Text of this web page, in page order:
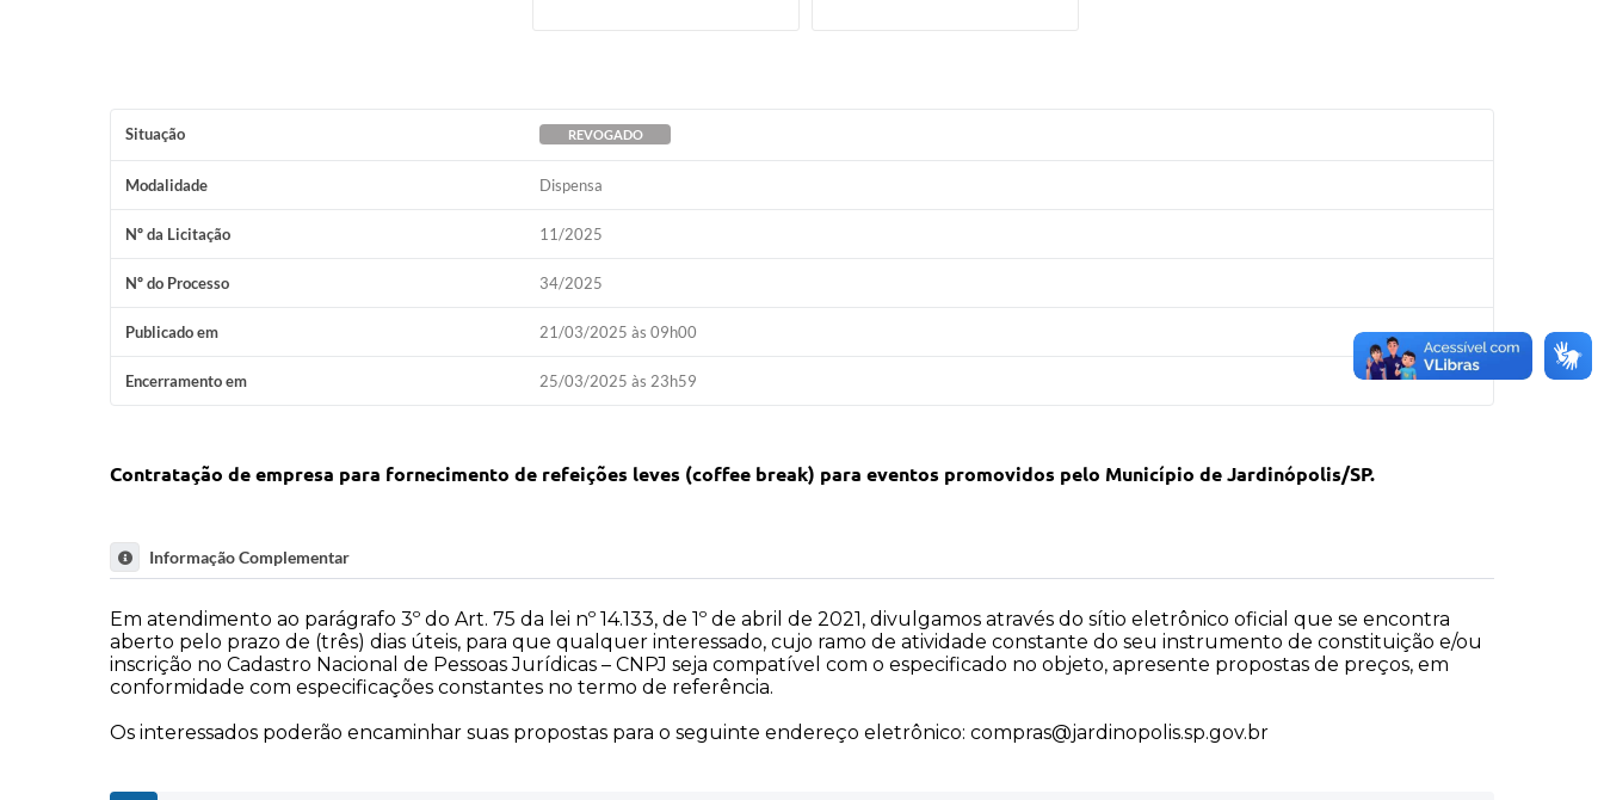
Situação REVOGADO
Modalidade Dispensa
Nº da Licitação 11/2025
Nº do Processo 34/2025
Publicado em 21/03/2025 às 09h00
Encerramento em 25/03/2025 às 23h59
Contratação de empresa para fornecimento de refeições leves (coffee break) para eventos promovidos pelo Município de Jardinópolis/SP.
Informação Complementar
Em atendimento ao parágrafo 3º do Art. 75 da lei nº 14.133, de 1º de abril de 2021, divulgamos através do sítio eletrônico oficial que se encontra
aberto pelo prazo de (três) dias úteis, para que qualquer interessado, cujo ramo de atividade constante do seu instrumento de constituição e/ou
inscrição no Cadastro Nacional de Pessoas Jurídicas – CNPJ seja compatível com o especificado no objeto, apresente propostas de preços, em
conformidade com especificações constantes no termo de referência.
Os interessados poderão encaminhar suas propostas para o seguinte endereço eletrônico: compras@jardinopolis.sp.gov.br